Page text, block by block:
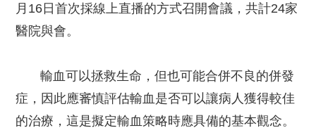
月16日首次採線上直播的方式召開會議，共計24家
醫院與會。
輸血可以拯救生命，但也可能合併不良的併發
症，因此應審慎評估輸血是否可以讓病人獲得較佳
的治療，這是擬定輸血策略時應具備的基本觀念。